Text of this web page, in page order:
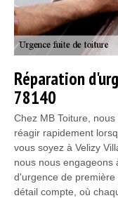
Réparation
78140
Chez MB Toiture,
réagir rapidement
vous soyez à Velizy
nous nous engageons
d'urgence de
détail compte, où